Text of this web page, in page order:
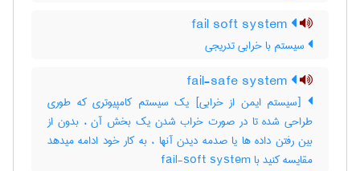
سیستم با خرابی تدریجی
[سیستم ایمن از خرابی] یک سیستم کامپیوتری که طوری
طراحی شده تا در صورت خراب شدن یک بخش آن ، بدون از
بین رفتن داده ها یا صدمه دیدن آنها ، به کار خود ادامه میدهد
مقایسه کنید با ‎ fail-soft system